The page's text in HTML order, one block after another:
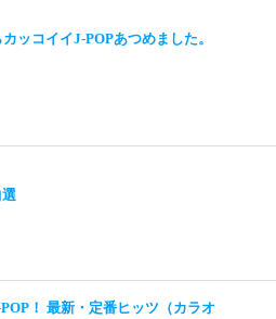
ッコイイJ-POPあつめました。
！ 最新・定番ヒッツ（カラオ